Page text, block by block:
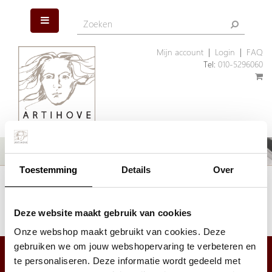
Toestemming Details Over
Deze website maakt gebruik van cookies
Onze webshop maakt gebruikt van cookies. Deze
gebruiken we om jouw webshopervaring te verbeteren en
te personaliseren. Deze informatie wordt gedeeld met
Mijn account| Login
FAQ
Tel: 010-5296060
Het artikel dat u zoekt is helaas niet meer aanwezig. Wellicht kunnen
Klik hier om ons assortiment geschenken te bekijken.